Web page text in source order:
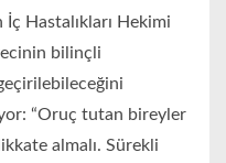
Hastalıkları Hekimi
bilinçli
“Oruç tutan bireyler
almalı. Sürekli